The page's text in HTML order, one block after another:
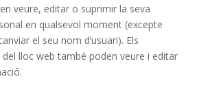
veure, editar o suprimir la seva
en qualsevol moment (excepte
el seu nom d’usuari). Els
lloc web també poden veure i editar